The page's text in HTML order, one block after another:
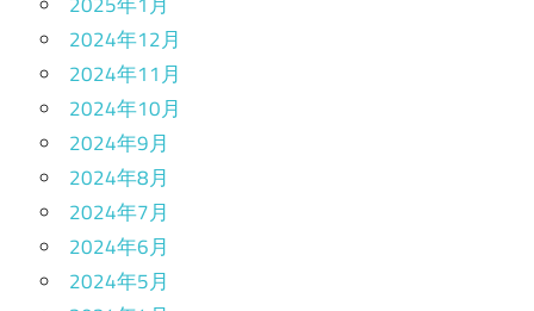
2024年12月
2024年11月
2024年10月
2024年9月
2024年8月
2024年7月
2024年6月
2024年5月